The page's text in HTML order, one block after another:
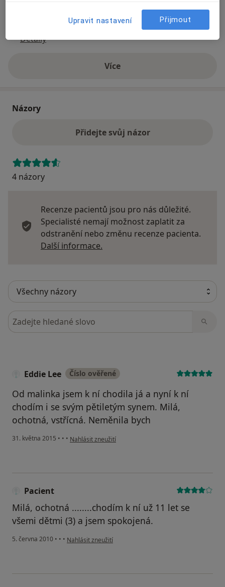
Způsoby platby (soukromé návštěvy)
Na teto adrese lékař přijímá pacienty na pojišťovnu
Detaily
Víceo adrese
Názory
Přidejte svůj názor
4 názory
Recenze pacientů jsou pro nás důležité.
Specialisté nemají možnost zaplatit za
odstranění nebo změnu recenze pacienta.
Další informace.
Hledejte v názorech
Eddie Lee Číslo ověřené
Od malinka jsem k ní chodila já a nyní k ní
chodím i se svým pětiletým synem. Milá,
ochotná, vstřícná. Neměnila bych
31. května 2015 • • • podle názoru uživatele Eddie Lee
Nahlásit zneužití
Pacient
Milá, ochotná ........chodím k ní už 11 let se
všemi dětmi (3) a jsem spokojená.
5. června 2010 • • • podle názoru uživatele Pacient
Nahlásit zneužití
Upravit nastavení Přijmout